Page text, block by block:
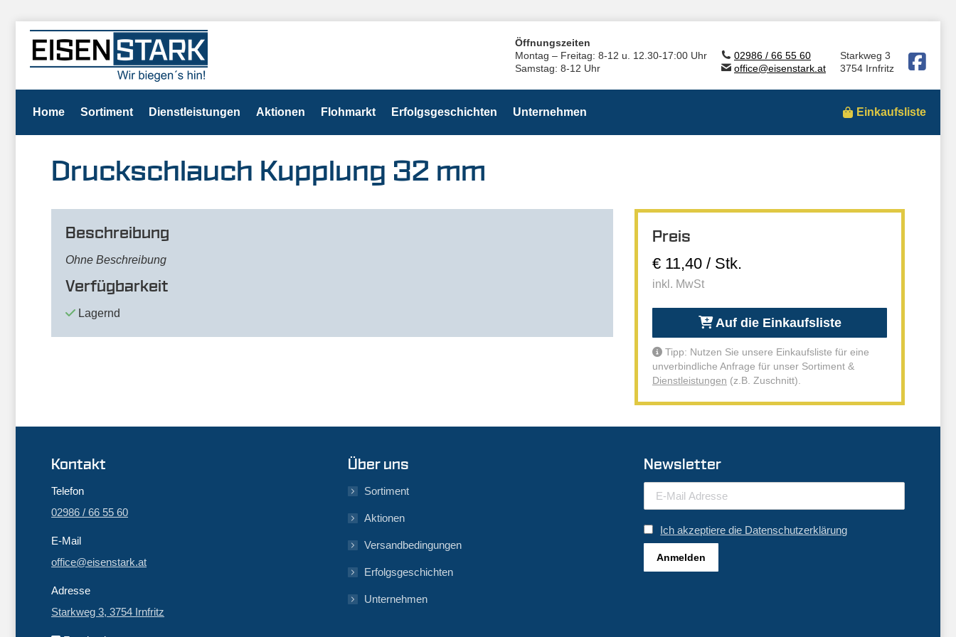
Öffnungszeiten
Montag – Freitag: 8-12 u. 12.30-17:00 Uhr
Samstag: 8-12 Uhr
02986 / 66 55 60
office@eisenstark.at
Starkweg 3
3754 Irnfritz
Home Sortiment Dienstleistungen Aktionen Flohmarkt Erfolgsgeschichten Unternehmen Einkaufsliste
Druckschlauch Kupplung 32 mm
Beschreibung
Ohne Beschreibung
Verfügbarkeit
Lagernd
Preis
€ 11,40 / Stk.
inkl. MwSt
Auf die Einkaufsliste
Tipp: Nutzen Sie unsere Einkaufsliste für eine
unverbindliche Anfrage für unser Sortiment &
Dienstleistungen (z.B. Zuschnitt).
Kontakt
Telefon
02986 / 66 55 60
E-Mail
office@eisenstark.at
Adresse
Starkweg 3, 3754 Irnfritz
Über uns
Sortiment
Aktionen
Versandbedingungen
Erfolgsgeschichten
Unternehmen
Newsletter
Ich akzeptiere die Datenschutzerklärung